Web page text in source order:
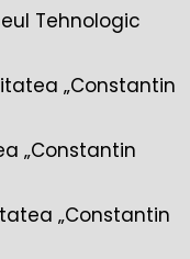
Tehnologic
„Constantin
„Constantin
„Constantin